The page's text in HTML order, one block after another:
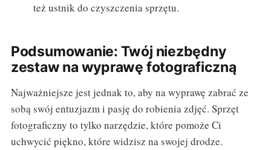
też ustnik do czyszczenia sprzętu.
Podsumowanie: Twój niezbędny
zestaw na wyprawę fotograficzną
Najważniejsze jest jednak to, aby na wyprawę zabrać ze
sobą swój entuzjazm i pasję do robienia zdjęć. Sprzęt
fotograficzny to tylko narzędzie, które pomoże Ci
uchwycić piękno, które widzisz na swojej drodze.